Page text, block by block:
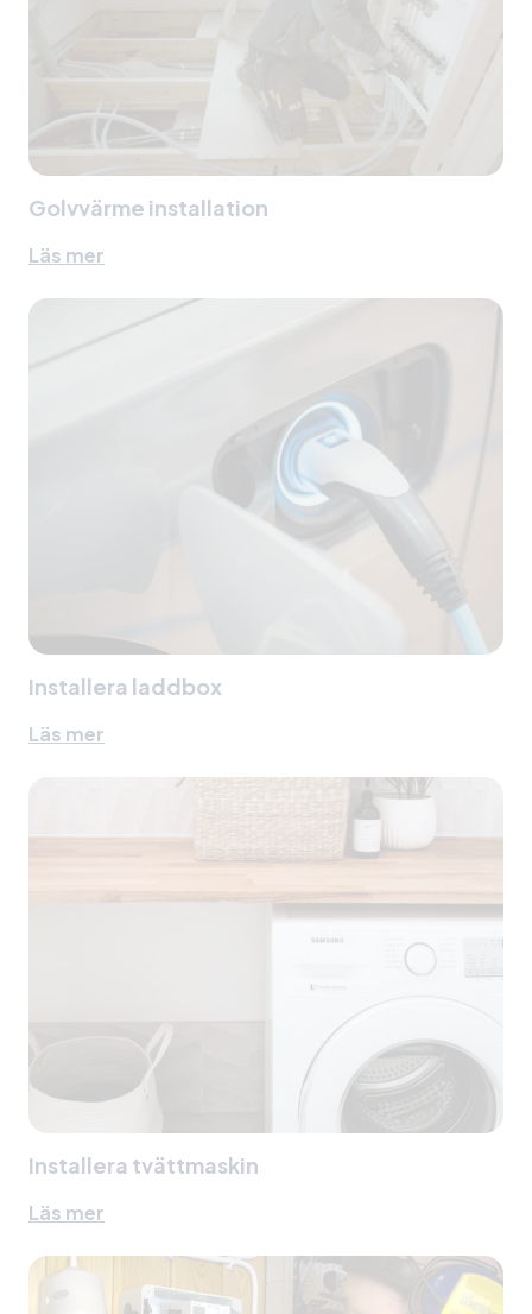
Golvvärme installation
Läs mer
Installera laddbox
Läs mer
Installera tvättmaskin
Läs mer